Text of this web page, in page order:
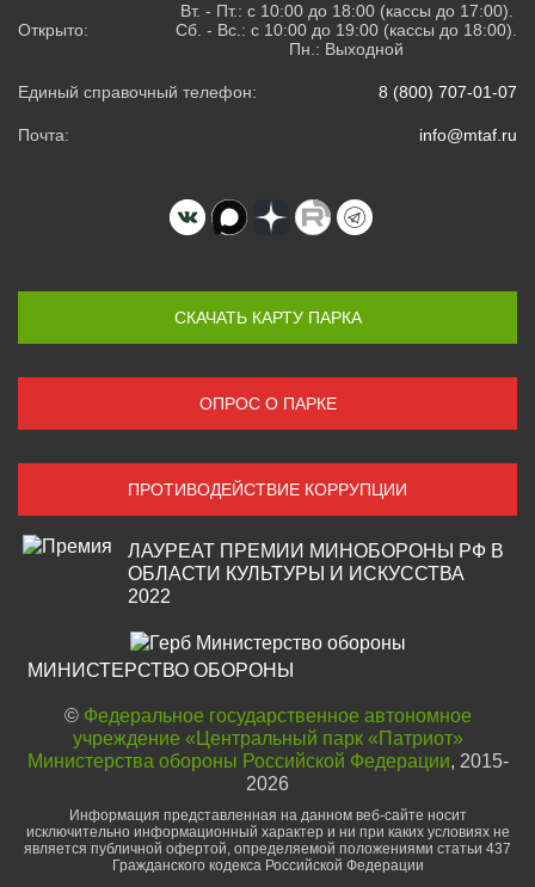
Открыто:
Вт. - Пт.: с 10:00 до 18:00 (кассы до 17:00).
Сб. - Вс.: с 10:00 до 19:00 (кассы до 18:00).
Пн.: Выходной
Единый справочный телефон: 8 (800) 707-01-07
Почта: info@mtaf.ru
СКАЧАТЬ КАРТУ ПАРКА
ОПРОС О ПАРКЕ
ПРОТИВОДЕЙСТВИЕ КОРРУПЦИИ
ЛАУРЕАТ ПРЕМИИ МИНОБОРОНЫ РФ В
ОБЛАСТИ КУЛЬТУРЫ И ИСКУССТВА
2022
МИНИСТЕРСТВО ОБОРОНЫ
© Федеральное государственное автономное
учреждение «Центральный парк «Патриот»
Министерства обороны Российской Федерации, 2015-
2026
Информация представленная на данном веб-сайте носит
исключительно информационный характер и ни при каких условиях не
является публичной офертой, определяемой положениями статьи 437
Гражданского кодекса Российской Федерации